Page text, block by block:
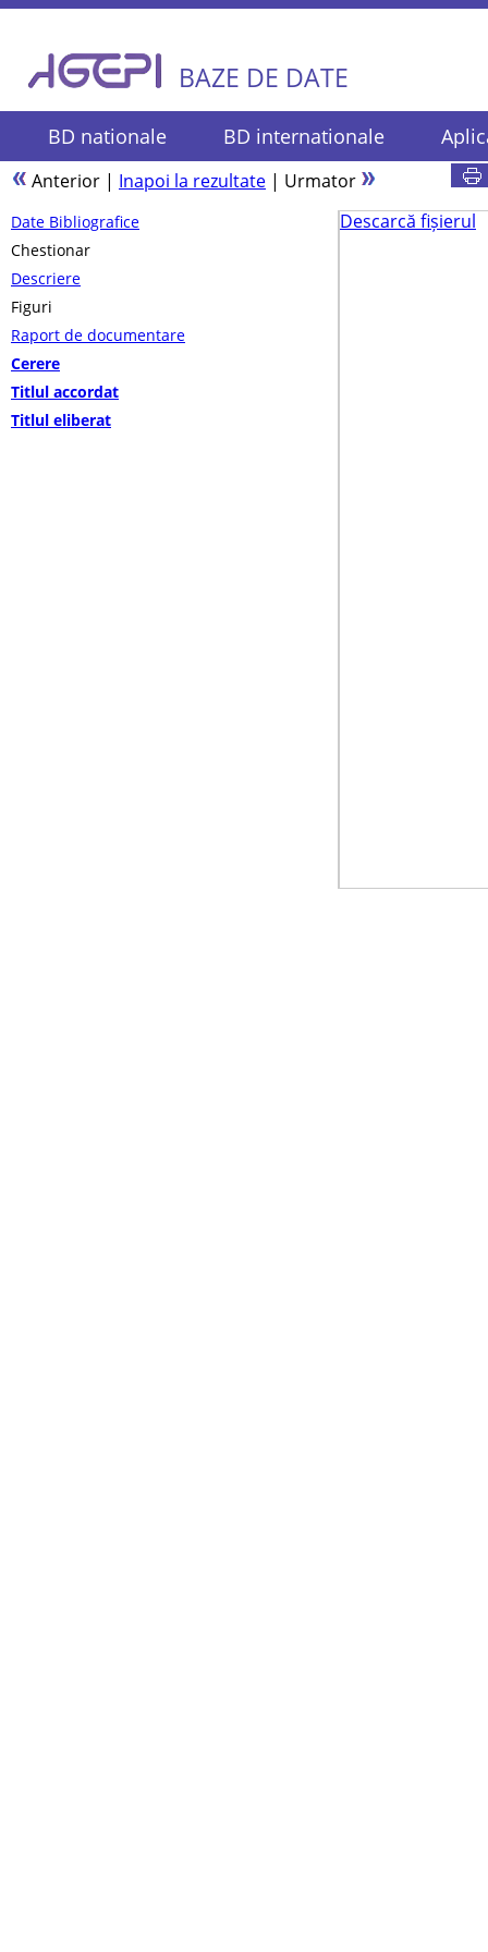
BAZE DE DATE
BD nationale BD internationale
Anterior | Inapoi la rezultate | Urmator
Date Bibliografice
Chestionar
Descriere
Figuri
Raport de documentare
Cerere
Titlul accordat
Titlul eliberat
Descarcă fișierul